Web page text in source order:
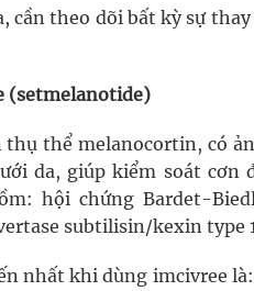
cần theo dõi bất kỳ sự
(setmelanotide)
thụ thể melanocortin, có
da, giúp kiểm soát
hội chứng Bardet-
subtilisin/kexin type
nhất khi dùng imcivree